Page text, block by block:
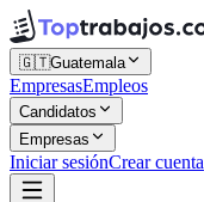
🇬🇹Guatemala
EmpresasEmpleos
Candidatos
Empresas
Iniciar sesiónCrear cuenta